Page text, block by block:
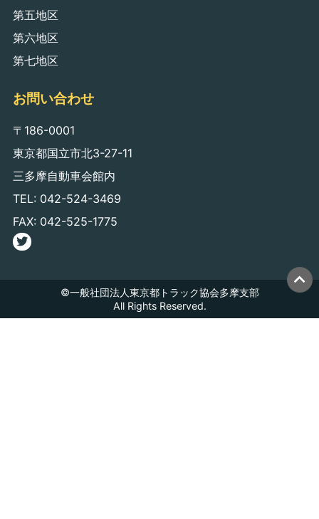
第五地区
第六地区
第七地区
お問い合わせ
〒186-0001
東京都国立市北3-27-11
三多摩自動車会館内
TEL: 042-524-3469
FAX: 042-525-1775
©一般社団法人東京都トラック協会多摩支部
All Rights Reserved.